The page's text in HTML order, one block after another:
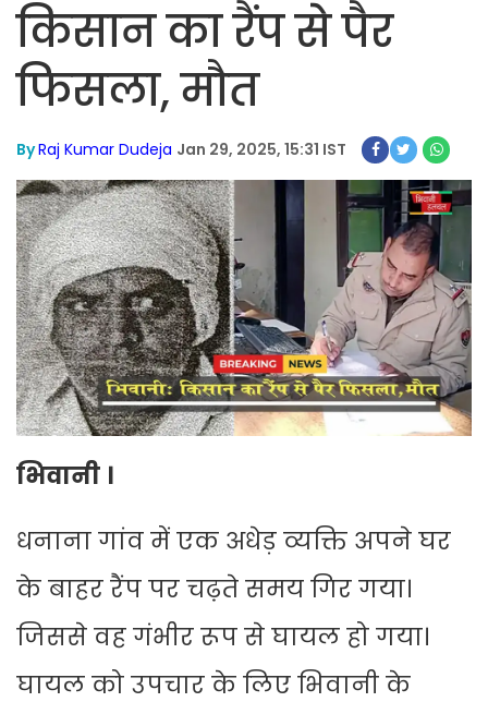
किसान का रैंप से पैर
फिसला, मौत
ByRaj Kumar Dudeja Jan 29, 2025, 15:31 IST
भिवानी ।
धनाना गांव में एक अधेड़ व्यक्ति अपने घर
के बाहर रैंप पर चढ़ते समय गिर गया।
जिससे वह गंभीर रूप से घायल हो गया।
घायल को उपचार के लिए भिवानी के